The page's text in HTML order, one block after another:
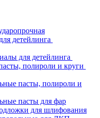
детейлинга
для детейлинга
полироли и круги
пасты, полироли и
пасты для фар
для шлифования